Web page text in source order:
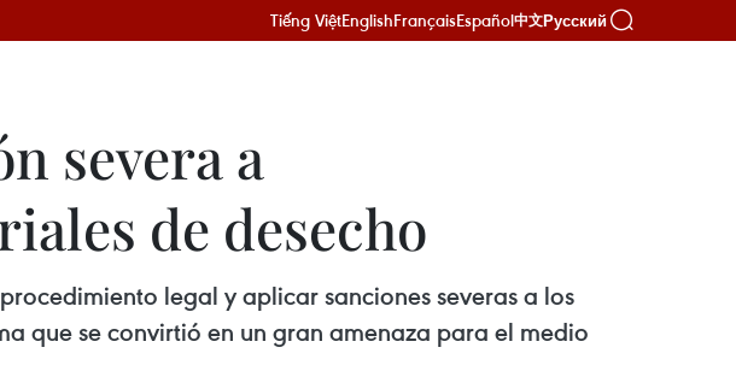
Tiếng ViệtEnglishFrançaisEspañol中文Русский
severa a
de desecho
legal y aplicar sanciones severas a los
que se convirtió en un gran amenaza para el medio